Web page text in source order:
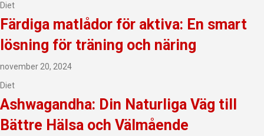
Diet
Färdiga matlådor för aktiva: En smart
lösning för träning och näring
november 20, 2024
Diet
Ashwagandha: Din Naturliga Väg till
Bättre Hälsa och Välmående